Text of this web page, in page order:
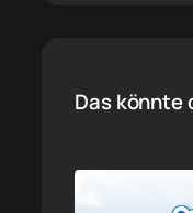
Das könnte